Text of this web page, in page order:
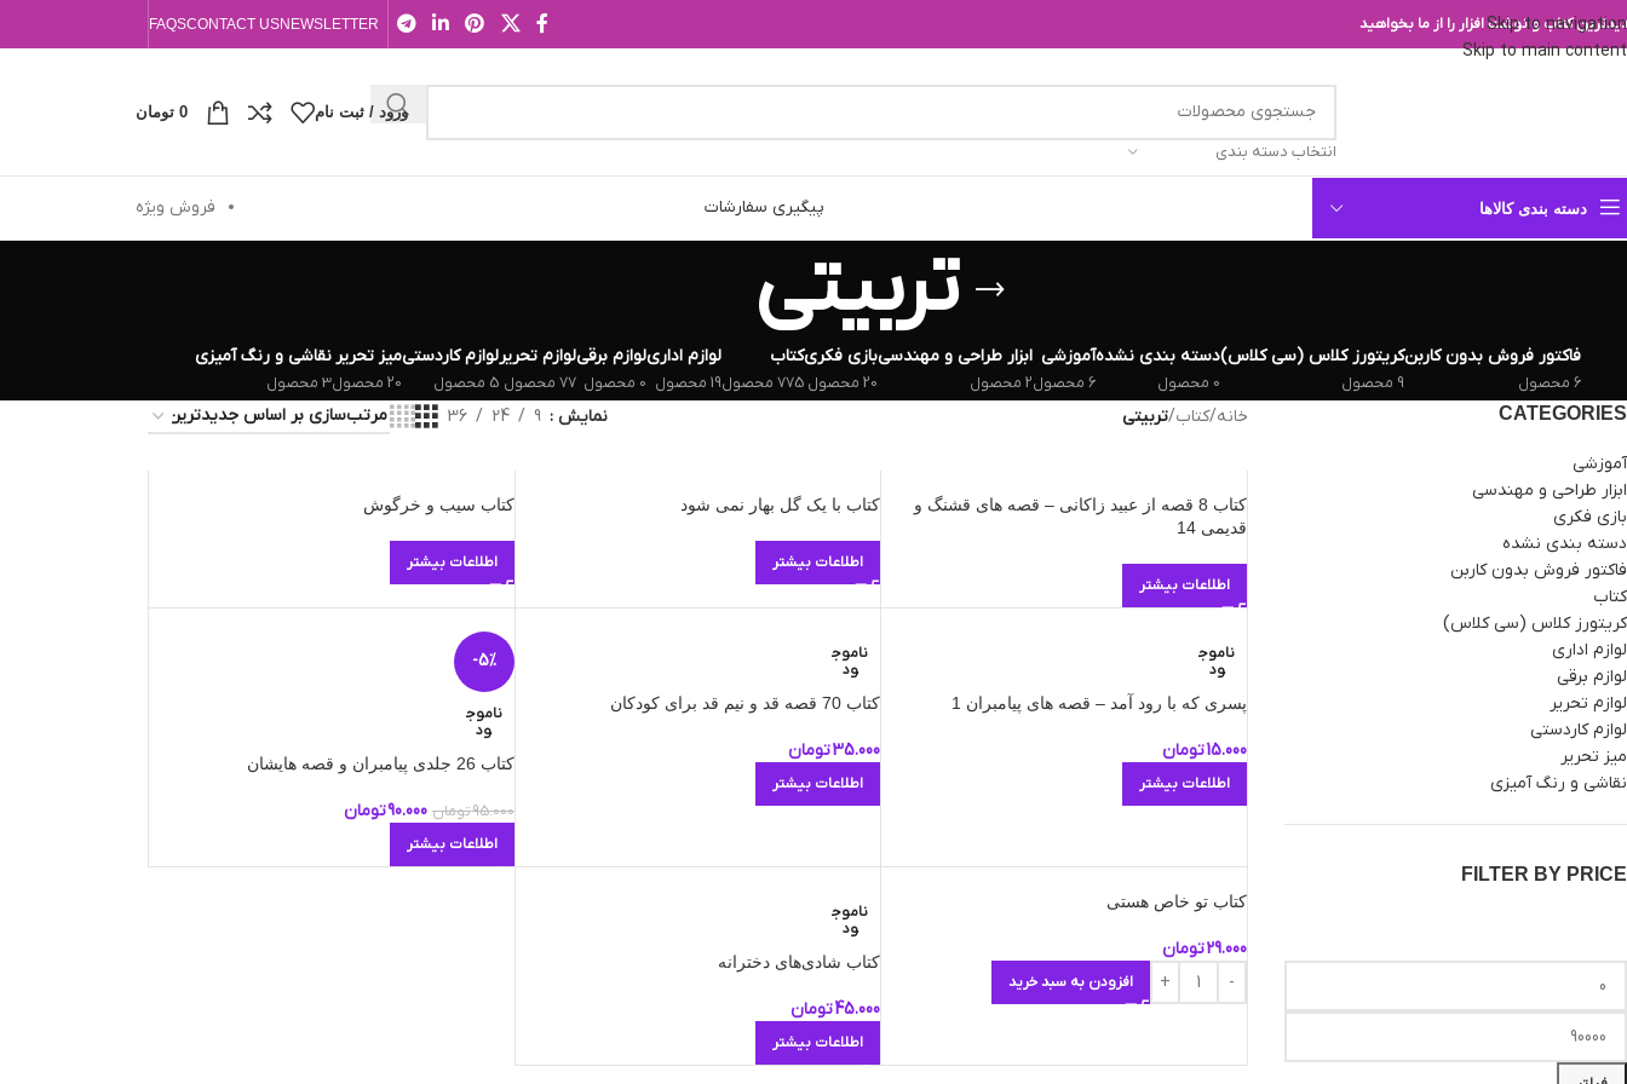
Skip to navigation
Skip to main content
کتاب و نوشت افزار را از ما بخواهید NEWSLETTER
CONTACT US
FAQS
انتخاب دسته بندی
ورود / ثبت نام 0 تومان
دسته بندی کالاها پیگیری سفارشات فروش ویژه
تربیتی
فاکتور فروش بدون کاربن
6 محصول
کریتورز کلاس (سی کلاس)
9 محصول
دسته بندی نشده
0 محصول
آموزشی
6 محصول
ابزار طراحی و مهندسی
2 محصول
بازی فکری
20 محصول
کتاب
775 محصول
لوازم اداری
19 محصول
لوازم برقی
0 محصول
لوازم تحریر
77 محصول
لوازم کاردستی
5 محصول
میز تحریر
20 محصول
نقاشی و رنگ آمیزی
3 محصول
CATEGORIES
آموزشی
ابزار طراحی و مهندسی
بازی فکری
دسته بندی نشده
فاکتور فروش بدون کاربن
کتاب
کریتورز کلاس (سی کلاس)
لوازم اداری
لوازم برقی
لوازم تحریر
لوازم کاردستی
میز تحریر
نقاشی و رنگ آمیزی
FILTER BY PRICE
خانه/کتاب/تربیتی نمایش 9
24
36
کتاب 8 قصه از عبید زاکانی – قصه های قشنگ و
قدیمی 14
اطلاعات بیشتر
کتاب با یک گل بهار نمی‌ شود
اطلاعات بیشتر
کتاب سیب و خرگوش
اطلاعات بیشتر
ناموج
ود
پسری که با رود آمد – قصه‌ های پیامبران 1
15.000تومان
اطلاعات بیشتر
ناموج
ود
کتاب 70 قصه قد و نیم ‌قد برای کودکان
35.000تومان
اطلاعات بیشتر
-5%
ناموج
ود
کتاب 26 جلدی پیامبران و قصه هایشان
95.000تومان 90.000تومان
اطلاعات بیشتر
کتاب تو خاص هستی
29.000تومان
افزودن به سبد خرید
ناموج
ود
کتاب شادی‌های دخترانه
45.000تومان
اطلاعات بیشتر